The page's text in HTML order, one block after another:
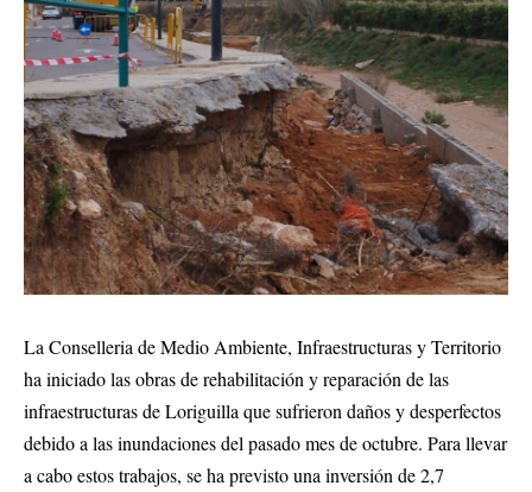
La Conselleria de Medio Ambiente, Infraestructuras y Territorio
ha iniciado las obras de rehabilitación y reparación de las
infraestructuras de Loriguilla que sufrieron daños y desperfectos
debido a las inundaciones del pasado mes de octubre. Para llevar
a cabo estos trabajos, se ha previsto una inversión de 2,7